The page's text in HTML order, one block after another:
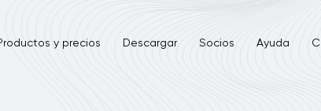
y precios Descargar Socios Ayuda